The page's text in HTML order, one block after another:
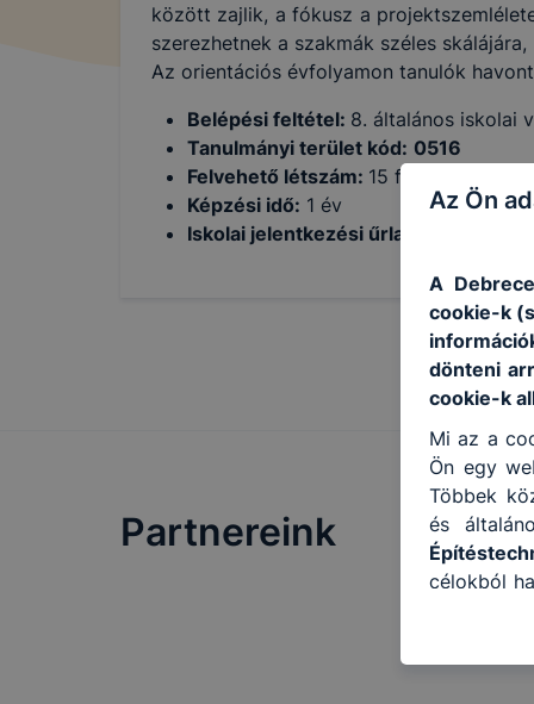
között zajlik, a fókusz a
szerezhetnek a szakmák széles
Az orientációs évfolyamon tanulók
Belépési feltétel: 8. általános iskolai
Tanulmányi terület kód: 0516
Felvehető létszám: 15 fő
Képzési idő: 1 év
Iskolai jelentkezési űrlap
Partnereink
Az Ön
A
cookie-k
dönteni
cookie-k
Mi az a
Ön egy
Többek
és
célokból